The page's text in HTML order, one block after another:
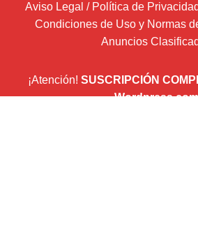
Aviso Legal / Política de
Condiciones de Uso y Normas
Anuncios
¡Atención! SUSCRIPCIÓN
Wordpress.com